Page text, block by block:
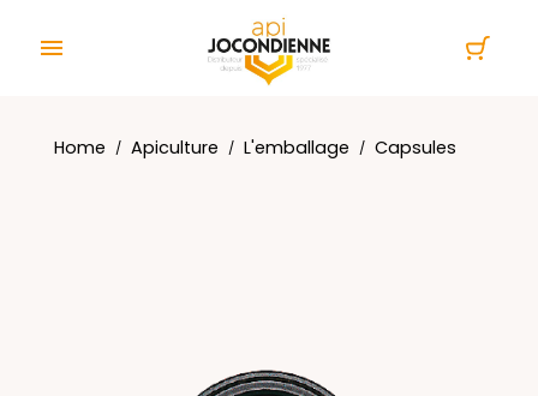

Home Apiculture L'emballage Capsules